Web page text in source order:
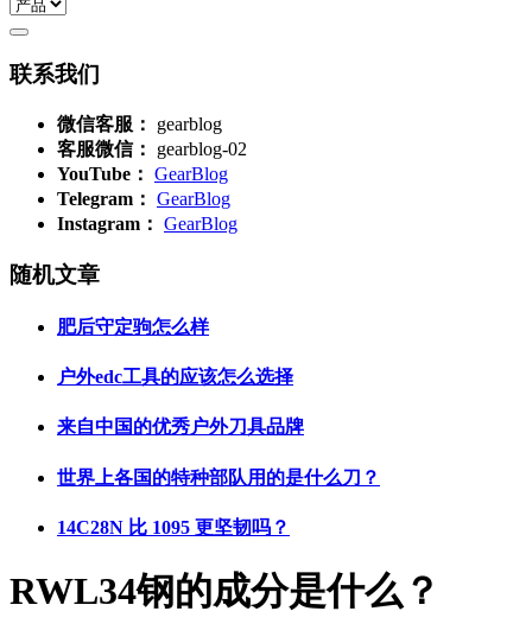
联系我们
微信客服：
gearblog
客服微信：
gearblog-02
YouTube： GearBlog
Telegram： GearBlog
Instagram： GearBlog
随机文章
肥后守定驹怎么样
户外edc工具的应该怎么选择
来自中国的优秀户外刀具品牌
世界上各国的特种部队用的是什么刀？
14C28N 比 1095 更坚韧吗？
RWL34钢的成分是什么？